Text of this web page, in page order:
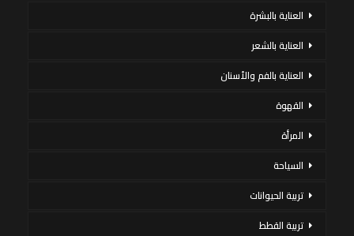
العناية بالبشرة
العناية بالشعر
العناية بالفم والأسنان
القهوة
المرأة
السياحة
تربية الحيوانات
تربية القطط